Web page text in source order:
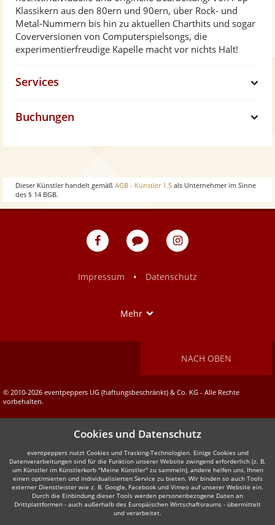
Klassikern aus den 80ern und 90ern, über Rock- und
Metal-Nummern bis hin zu aktuellen Charthits und sogar
Coverversionen von Computerspielsongs, die
experimentierfreudige Kapelle macht vor nichts Halt!
Services
Buchungen
Dieser Künstler handelt gemäß AGB - Künstler 1.5 als Unternehmer im Sinne
des § 14 BGB.
eventpeppers
Blog
eventpeppers
Impressum
• Datenschutz
Mehr
NACH OBEN
© 2010-2026 eventpeppers UG (haftungsbeschränkt) & Co. KG - Alle Rechte
vorbehalten.
Cookies und Datenschutz
eventpeppers nutzt Cookies und Tracking-Technologien. Einige Cookies und
Datenverarbeitungen sind für die Funktion unserer Website zwingend erforderlich (z. B.
um Künstler im Künstlerkorb "Meine Künstler" zu sammeln), andere helfen uns, Ihnen
einen optimierten und individualisierten Service zu bieten. Wir binden so auch Tools
externer Dienstleister wie z. B. Google, Facebook und Vimeo auf unserer Website ein.
Durch die Einbindung dieser Tools werden personenbezogene Daten an
Drittplattformen - auch außerhalb des Europäischen Wirtschaftsraums - übermittelt
und verarbeitet.